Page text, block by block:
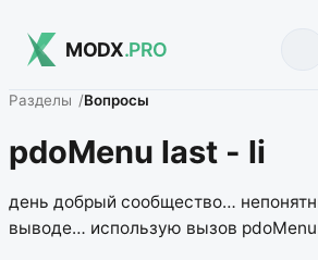
MODX.PRO
Разделы Вопросы
pdoMenu last - li
день добрый сообщество…
выводе… использую вызов